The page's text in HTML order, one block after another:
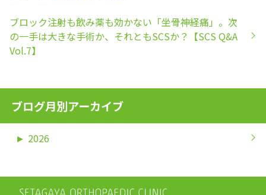
ブロック注射も飲み薬も効かない「坐骨神経痛」。次
の一手は大きな手術か、それともSCSか？【SCS Q&A
Vol.7】
ブログ月別アーカイブ
► 2026